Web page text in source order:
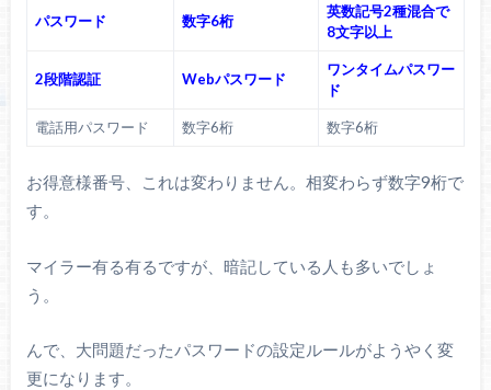
パスワード 数字6桁
英数記号2種混合で
8文字以上
2段階認証 Webパスワード
ワンタイムパスワー
ド
電話用パスワード 数字6桁 数字6桁
お得意様番号、これは変わりません。相変わらず数字9桁で
す。
マイラー有る有るですが、暗記している人も多いでしょ
う。
んで、大問題だったパスワードの設定ルールがようやく変
更になります。